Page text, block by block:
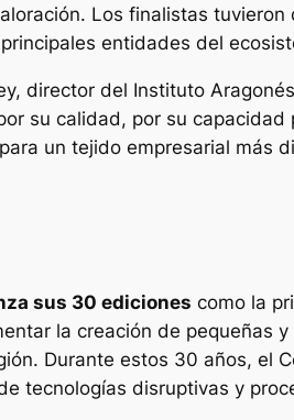
Los finalistas
entidades del
director del Instituto
su calidad, por su
un tejido empresarial más
sus 30 ediciones como la
la creación de pequeñas
Durante estos 30 años, el
tecnologías disruptivas y